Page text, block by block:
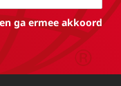
ga ermee akkoord